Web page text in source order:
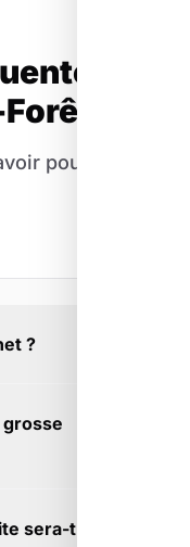
à
pour votre
?
site bien
de la
nous
sera-t-il